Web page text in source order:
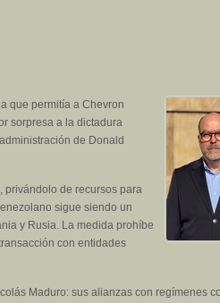
que permitía a Chevron
sorpresa a la dictadura
de Donald
privándolo de recursos para
sigue siendo un
y Rusia. La medida prohíbe
con entidades
Maduro: sus alianzas con regímenes